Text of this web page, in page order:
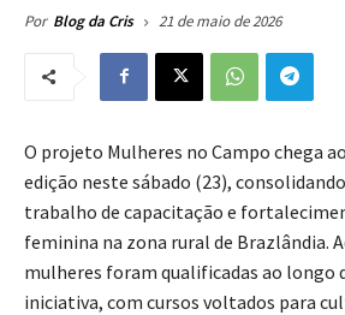
Por Blog da Cris 21 de maio de 2026
O projeto Mulheres no Campo chega
edição neste sábado (23),
trabalho de capacitação e
feminina na zona rural de Brazlândia.
mulheres foram qualificadas ao longo
iniciativa, com cursos voltados para